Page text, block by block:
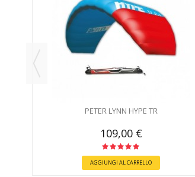
PETER LYNN HYPE TR
109,00 €
AGGIUNGI AL CARRELLO